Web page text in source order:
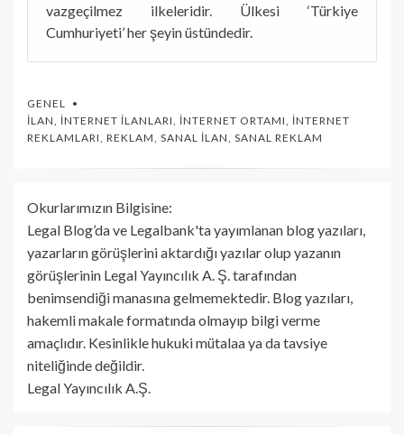
vazgeçilmez ilkeleridir. Ülkesi ‘Türkiye
Cumhuriyeti’ her şeyin üstündedir.
GENEL
İLAN
İNTERNET İLANLARI İNTERNET ORTAMI
İNTERNET
REKLAMLARI REKLAM SANAL İLAN SANAL REKLAM
Okurlarımızın Bilgisine:
Legal Blog’da ve Legalbank'ta yayımlanan blog yazıları,
yazarların görüşlerini aktardığı yazılar olup yazanın
görüşlerinin Legal Yayıncılık A. Ş. tarafından
benimsendiği manasına gelmemektedir. Blog yazıları,
hakemli makale formatında olmayıp bilgi verme
amaçlıdır. Kesinlikle hukuki mütalaa ya da tavsiye
niteliğinde değildir.
Legal Yayıncılık A.Ş.